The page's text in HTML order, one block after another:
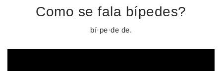
Como se fala bípedes?
bí·pe·de de.